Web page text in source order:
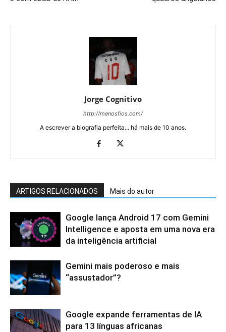
Jorge Cognitivo
http://menosfios.com/
A escrever a biografia perfeita... há mais de 10 anos.
ARTIGOS RELACIONADOS Mais do autor
Google lança Android 17 com Gemini
Intelligence e aposta em uma nova era
da inteligência artificial
Gemini mais poderoso e mais
“assustador”?
Google expande ferramentas de IA
para 13 línguas africanas